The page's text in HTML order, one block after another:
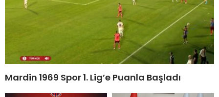
Mardin 1969 Spor 1. Lig’e Puanla Başladı